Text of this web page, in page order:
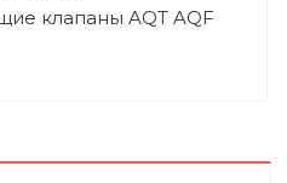
клапаны AQT AQF